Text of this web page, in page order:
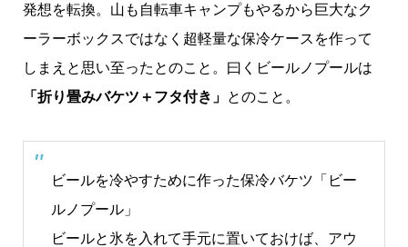
発想を転換。山も自転車キャンプもやるから巨大なク
ーラーボックスではなく超軽量な保冷ケースを作って
しまえと思い至ったとのこと。曰くビールノプールは
「折り畳みバケツ＋フタ付き」 とのこと。
ビールを冷やすために作った保冷バケツ「ビー
ルノプール」
ビールと氷を入れて手元に置いておけば、アウ